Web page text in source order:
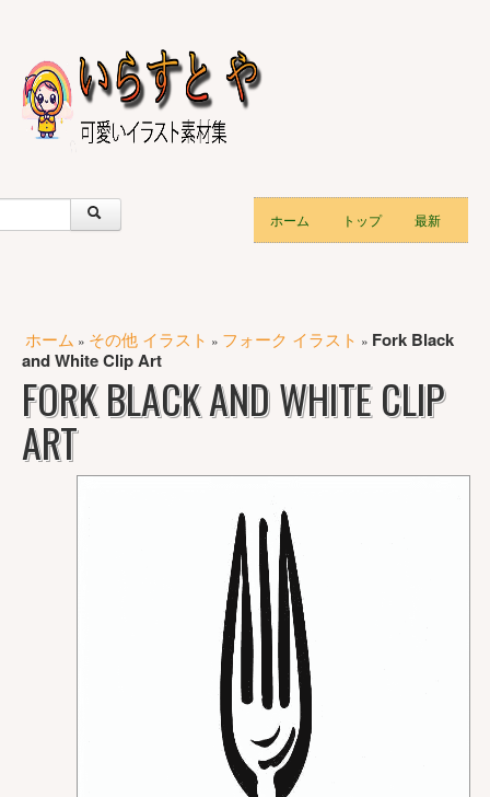
ホーム トップ 最新
ホーム » その他 イラスト » フォーク イラスト » Fork Black
and White Clip Art
FORK BLACK AND WHITE CLIP
ART